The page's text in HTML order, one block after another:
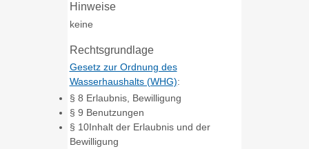
Hinweise
keine
Rechtsgrundlage
Gesetz zur Ordnung des
Wasserhaushalts (WHG):
§ 8 Erlaubnis, Bewilligung
§ 9 Benutzungen
§ 10Inhalt der Erlaubnis und der
Bewilligung